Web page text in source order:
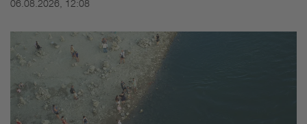
06.08.2026, 12:08